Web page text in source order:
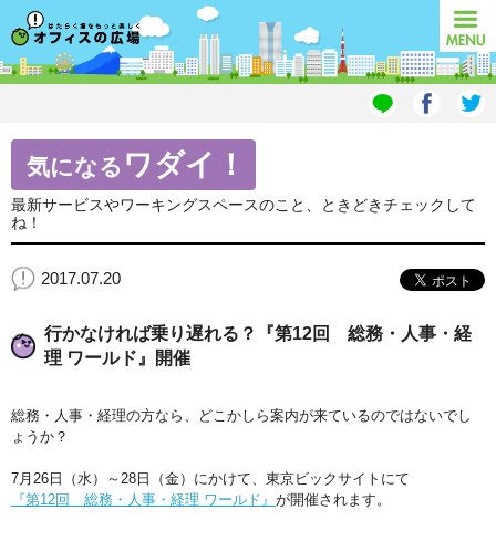
オフィスの広場 MENU
気になる ワダイ！
最新サービスやワーキングスペースのこと、ときどきチェックして
ね！
2017.07.20
行かなければ乗り遅れる？『第12回 総務・人事・経
理 ワールド』開催
総務・人事・経理の方なら、どこかしら案内が来ているのではないでし
ょうか？
7月26日（水）～28日（金）にかけて、東京ビックサイトにて
『第12回 総務・人事・経理 ワールド』 が開催されます。